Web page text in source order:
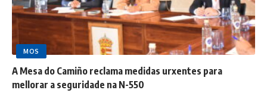
MOS
A Mesa do Camiño reclama medidas urxentes para
mellorar a seguridade na N-550